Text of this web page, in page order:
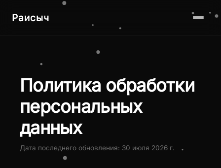
Раисыч
Политика обработки
персональных
данных
Дата последнего обновления: 30 июля 2026 г.